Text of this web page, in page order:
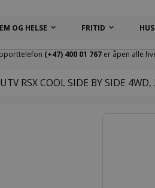
OG HELSE FRITID
(+47) 400 01 767 er åpen alle
UTV RSX COOL SIDE BY SIDE